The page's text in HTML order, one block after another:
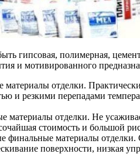
гипсовая, полимерная,
и мотивированного
отделки.
и резкими перепадами
отделки. Не
стоимость и большой
финальные материалы
поверхности, низкая